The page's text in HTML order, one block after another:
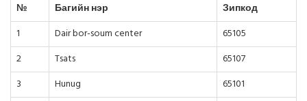
№ Багийн нэр
Зипкод
1
Dair bor-soum center
65105
2
Tsats
65107
3
Hunug
65101